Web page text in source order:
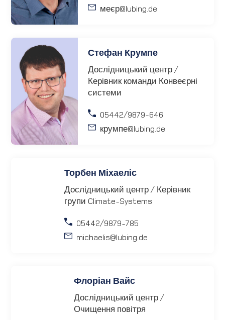
меєр@lubing.de
Стефан Крумпе
Дослідницький центр /
Керівник команди Конвеєрні
системи
05442/9879-646
крумпе@lubing.de
Торбен Міхаеліс
Дослідницький центр / Керівник
групи Climate-Systems
05442/9879-785
michaelis@lubing.de
Флоріан Вайс
Дослідницький центр /
Очищення повітря